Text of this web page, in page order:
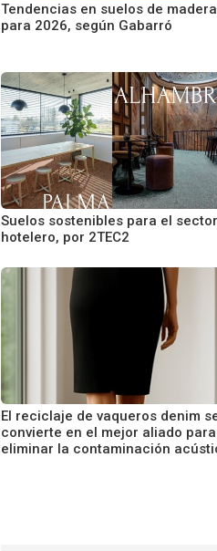
Tendencias en suelos de madera
para 2026, según Gabarró
Suelos sostenibles para el sector
hotelero, por 2TEC2
El reciclaje de vaqueros denim
convierte en el mejor aliado para
eliminar la contaminación